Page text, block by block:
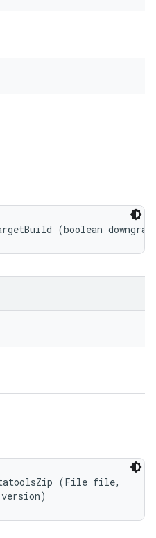
(boolean
(File file,